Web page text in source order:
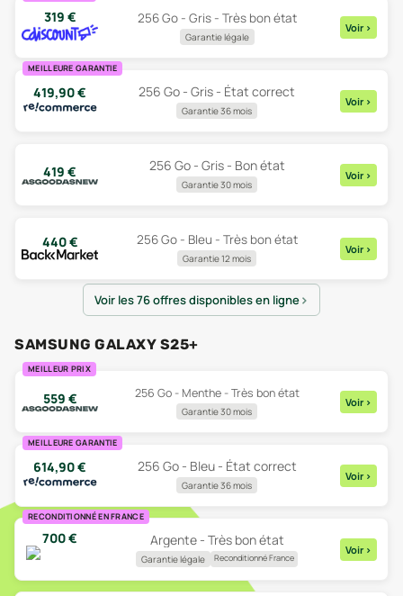
319 € 256 Go - Gris - Très bon état
Garantie légale
Voir >
MEILLEURE GARANTIE
419,90€ 256 Go - Gris - État correct
Garantie 36 mois
Voir >
419 € 256 Go - Gris - Bon état
Garantie 30 mois
Voir >
440€ 256 Go - Bleu - Très bon état
Garantie 12 mois
Voir >
Voir les 76 offres disponibles en ligne
SAMSUNG GALAXY S25+
MEILLEUR PRIX
559 € 256 Go - Menthe - Très bon état
Garantie 30 mois
Voir >
MEILLEURE GARANTIE
614,90€ 256 Go - Bleu - État correct
Garantie 36 mois
Voir >
RECONDITIONNÉ EN FRANCE
700€ Argente - Très bon état
Garantie légale Reconditionné France
Voir >